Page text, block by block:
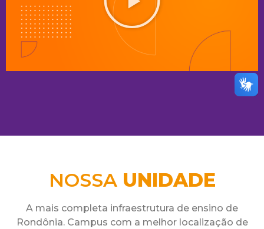
NOSSA UNIDADE
A mais completa infraestrutura de ensino de
Rondônia. Campus com a melhor localização de